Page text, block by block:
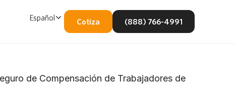
Español Cotiza (888) 766-4991
de Compensación de Trabajadores de